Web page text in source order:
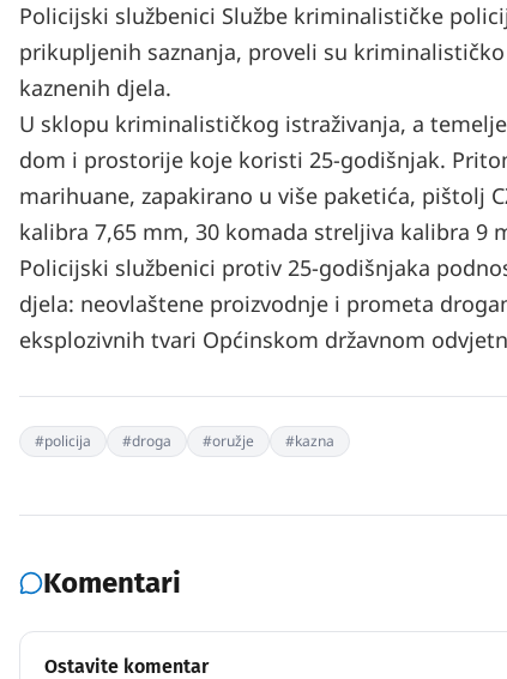
Policijski službenici Službe kriminalističke
prikupljenih saznanja, proveli su
kaznenih djela.
U sklopu kriminalističkog istraživanja, a
dom i prostorije koje koristi 25-godišnjak.
marihuane, zapakirano u više paketića, pištolj
kalibra 7,65 mm, 30 komada streljiva kalibra 9
Policijski službenici protiv 25-godišnjaka
djela: neovlaštene proizvodnje i prometa
eksplozivnih tvari Općinskom državnom
#policija #droga #oružje #kazna
Komentari
Ostavite komentar